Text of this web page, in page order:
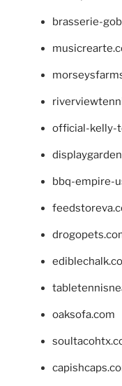
brasserie-
official-kelly-
bbq-empire-
oaksofa.com